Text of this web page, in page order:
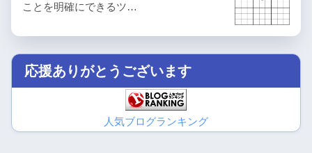
ことを明確にできるツ…
応援ありがとうございます
人気ブログランキング